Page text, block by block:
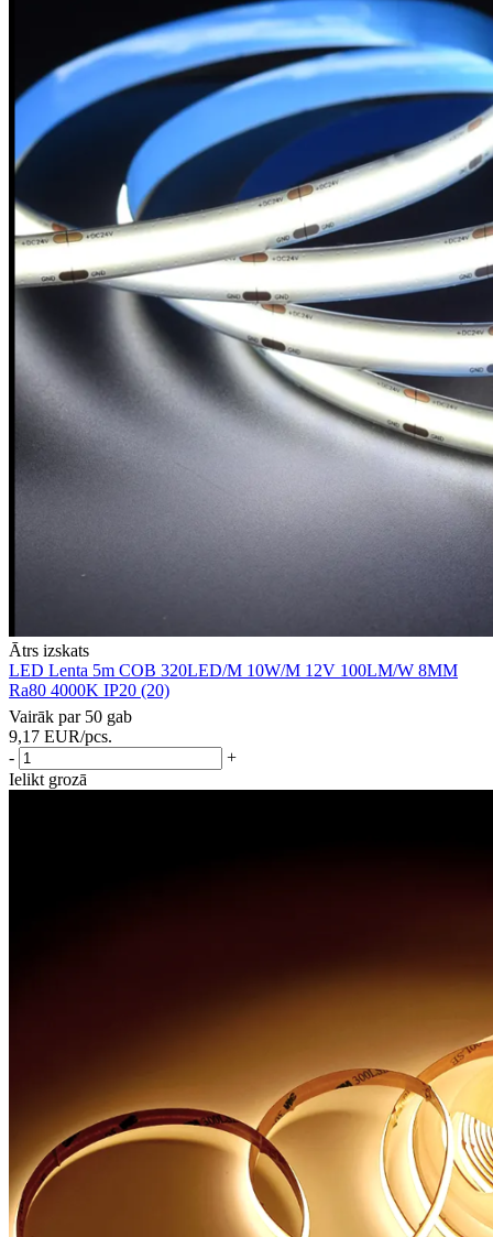
Ātrs izskats
LED Lenta 5m COB 320LED/M 10W/M 12V 100LM/W 8MM
Ra80 4000K IP20 (20)
Vairāk par 50 gab
9,17 EUR/pcs.
-
+
Ielikt grozā